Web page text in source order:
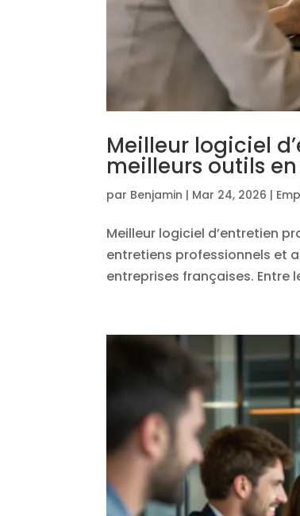
Meilleur logiciel
meilleurs outils
par Benjamin | Mar 24, 2026 |
Meilleur logiciel d’entretien
entretiens professionnels et
entreprises françaises. Entre